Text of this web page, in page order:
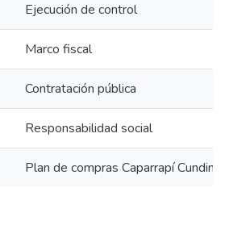
Ejecución de control
Marco fiscal
Contratación pública
Responsabilidad social
Plan de compras Caparrapí